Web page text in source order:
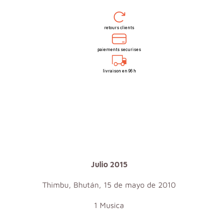
retours clients
paiements securises
livraison en 96 h
Julio 2015
Thimbu, Bhután, 15 de mayo de 2010
1 Musica